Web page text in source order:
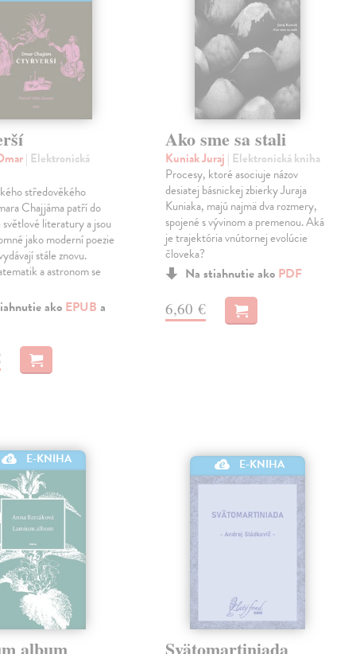
| Elektronická
středověkého
Chajjáma patří do
literatury a jsou
jako moderní poezie
stále znovu.
a astronom se
ako EPUB a
Ako sme sa stali
Kuniak Juraj | Elektronická kniha
Procesy, ktoré asociuje názov
desiatej básnickej zbierky Juraja
Kuniaka, majú najmä dva rozmery,
spojené s vývinom a premenou. Aká
je trajektória vnútornej evolúcie
človeka?
Na stiahnutie ako PDF
6,60 €
E-KNIHA
album
E-KNIHA
Svätomartiniada